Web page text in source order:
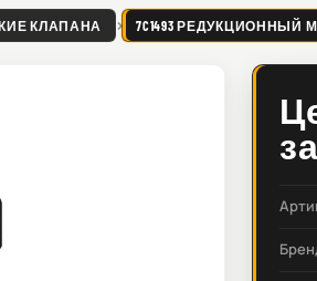
КЛАПАНА 7C1493 РЕДУКЦИОННЫЙ